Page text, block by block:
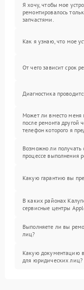
Я хочу, чтобы мое
ремонтировалось
запчастями.
Как я узнаю, что мое
От чего зависит срок
Диагностика
Может ли вместо меня
после ремонта другой
телефон которого я
Возможно ли получать
процессе выполнения
Какую гарантию вы
В каких районах
сервисные центры
Выполняете ли вы
лиц?
Какую документацию
для юридических лиц?